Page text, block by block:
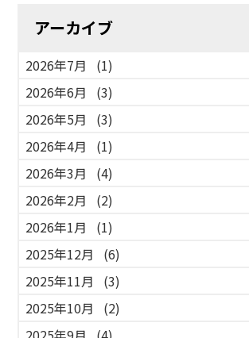
アーカイブ
2026年7月
(1)
2026年6月
(3)
2026年5月
(3)
2026年4月
(1)
2026年3月
(4)
2026年2月
(2)
2026年1月
(1)
2025年12月
(6)
2025年11月
(3)
2025年10月
(2)